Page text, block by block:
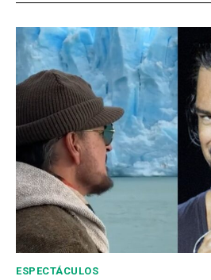
ESPECTÁCULOS